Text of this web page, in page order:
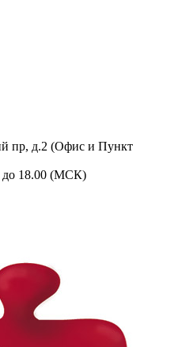
пр, д.2 (Офис и Пункт
до 18.00 (МСК)